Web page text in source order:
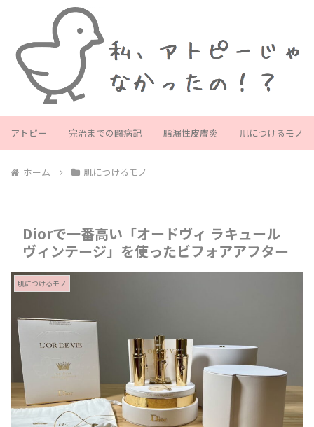
アトピー 完治までの闘病記 脂漏性皮膚炎 肌につけるモノ
ホーム 肌につけるモノ
Diorで一番高い「オードヴィ ラキュール
ヴィンテージ」を使ったビフォアアフター
肌につけるモノ